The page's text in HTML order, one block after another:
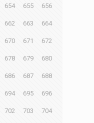
654 655 656
662 663 664
670 671 672
678 679 680
686 687 688
694 695 696
702 703 704